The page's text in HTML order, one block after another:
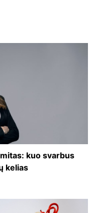
kuo svarbus
kelias